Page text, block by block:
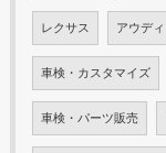
レクサス アウディ
車検・カスタマイズ
車検・パーツ販売